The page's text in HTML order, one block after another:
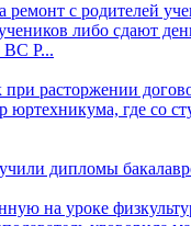
с родителей
либо сдают
ВС Р...
при расторжении
где со
дипломы
на уроке